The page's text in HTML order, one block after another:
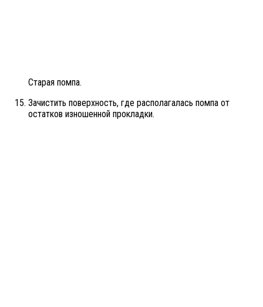
Старая помпа.
Зачистить поверхность, где располагалась помпа от
остатков изношенной прокладки.